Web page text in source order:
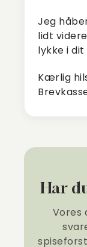
Jeg
lidt
lykke i
Kærlig
Har
Vores